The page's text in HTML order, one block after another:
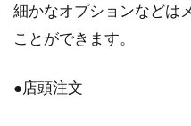
細かなオプションなどは
ことができます。
●店頭注文